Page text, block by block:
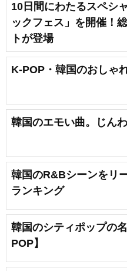
10日間にわたるスペシ
ックフェス」を開催！
トが登場
K-POP・韓国のおしゃ
韓国のエモい曲。じん
韓国のR&Bシーンをリ
ランキング
韓国のシティポップの
POP】